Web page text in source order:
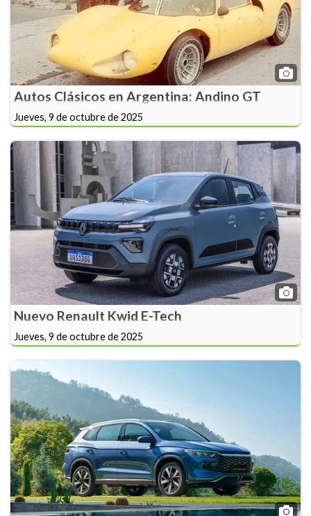
Autos Clásicos en Argentina: Andino GT
Jueves, 9 de octubre de 2025
Nuevo Renault Kwid E-Tech
Jueves, 9 de octubre de 2025